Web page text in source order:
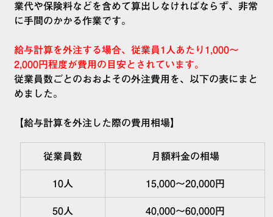
業代や保険料などを含めて算出しなければならず、非常
に手間のかかる作業です。
給与計算を外注する場合、従業員1人あたり1,000～
2,000円程度が費用の目安とされています。
従業員数ごとのおおよその外注費用を、以下の表にまと
めました。
【給与計算を外注した際の費用相場】
従業員数 月額料金の相場
10人 15,000～20,000円
50人 40,000～60,000円